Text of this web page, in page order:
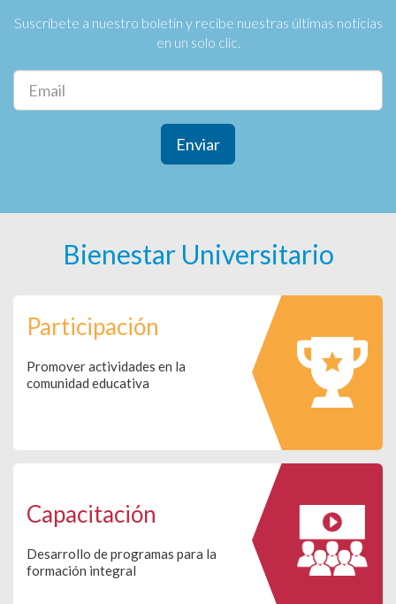
Suscríbete a nuestro boletín y recibe nuestras últimas noticias
en un solo clic.
Enviar
Bienestar Universitario
Participación
Promover actividades en la
comunidad educativa
Capacitación
Desarrollo de programas para la
formación integral